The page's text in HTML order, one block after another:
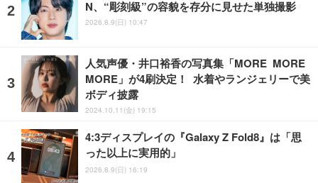
N、“彫刻級”の容貌を存分に見せた単独撮影
2026.8.9(日) 10:47
人気声優・井口裕香の写真集「MORE MORE
MORE」が4刷決定！ 水着やランジェリーで美
ボディ披露
2024.10.11(金) 19:15
4:3ディスプレイの『Galaxy Z Fold8』は「思
った以上に実用的」
2026.8.9(日) 16:19